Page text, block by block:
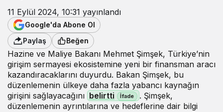
11 Eylül 2024, 10:31 yayınlandı
Google'da Abone Ol
Paylaş
Beğen
Hazine ve Maliye Bakanı Mehmet Şimşek, Türkiye’nin
girişim sermayesi ekosistemine yeni bir finansman aracı
kazandıracaklarını duyurdu. Bakan Şimşek, bu
düzenlemenin ülkeye daha fazla yabancı kaynağın
girişini sağlayacağını belirtti
. Şimşek,
düzenlemenin ayrıntılarına ve hedeflerine dair bilgi